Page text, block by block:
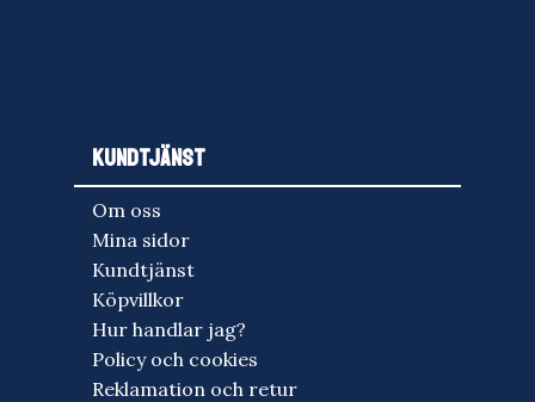
KUNDTJÄNST
Om oss
Mina sidor
Kundtjänst
Köpvillkor
Hur handlar jag?
Policy och cookies
Reklamation och retur